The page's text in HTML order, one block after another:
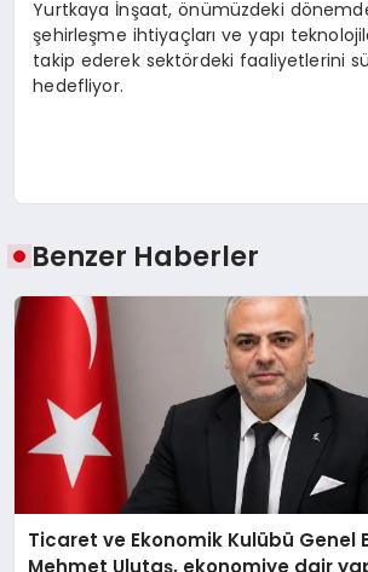
Yurtkaya İnşaat, önümüzdeki
şehirleşme ihtiyaçları ve yapı
takip ederek sektördeki faaliyetlerini
hedefliyor.
Benzer Haberler
Ticaret ve Ekonomik Kulübü Genel
Mehmet Ulutaş, ekonomiye dair